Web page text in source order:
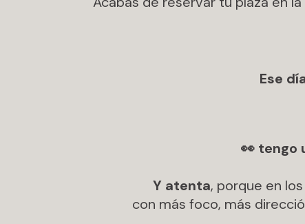
Ese
👀 tengo
Y atenta, porque en
con más foco, más